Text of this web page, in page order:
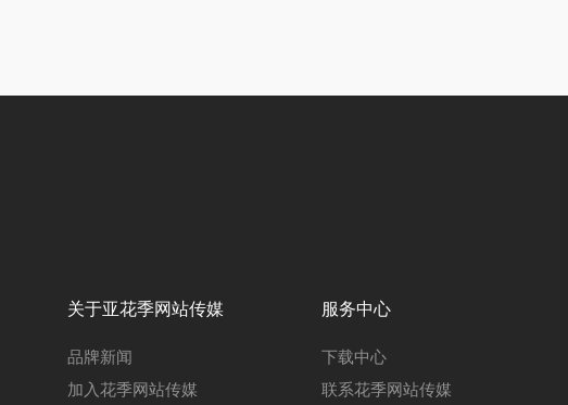
关于亚花季网站传媒
品牌新闻
加入花季网站传媒
服务中心
下载中心
联系花季网站传媒